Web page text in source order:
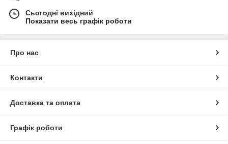
Сьогодні вихідний
Показати весь графік роботи
Про нас
Контакти
Доставка та оплата
Графік роботи